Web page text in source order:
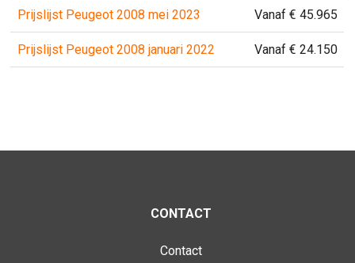
Prijslijst Peugeot 2008 mei 2023 Vanaf € 45.965
Prijslijst Peugeot 2008 januari 2022 Vanaf € 24.150
CONTACT
Contact